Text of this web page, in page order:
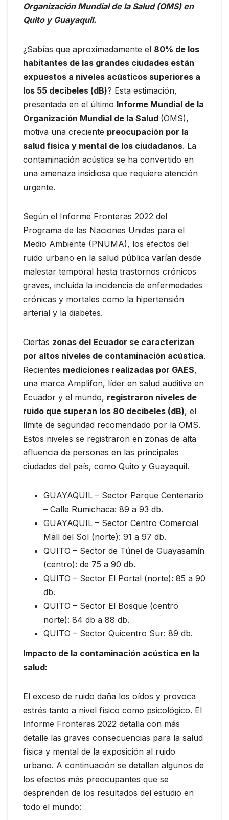
Organización Mundial de la Salud (OMS) en
Quito y Guayaquil.
¿Sabías que aproximadamente el 80% de los
habitantes de las grandes ciudades están
expuestos a niveles acústicos superiores a
los 55 decibeles (dB)? Esta estimación,
presentada en el último Informe Mundial de la
Organización Mundial de la Salud (OMS),
motiva una creciente preocupación por la
salud física y mental de los ciudadanos. La
contaminación acústica se ha convertido en
una amenaza insidiosa que requiere atención
urgente.
Según el Informe Fronteras 2022 del
Programa de las Naciones Unidas para el
Medio Ambiente (PNUMA), los efectos del
ruido urbano en la salud pública varían desde
malestar temporal hasta trastornos crónicos
graves, incluida la incidencia de enfermedades
crónicas y mortales como la hipertensión
arterial y la diabetes.
Ciertas zonas del Ecuador se caracterizan
por altos niveles de contaminación acústica.
Recientes mediciones realizadas por GAES,
una marca Amplifon, líder en salud auditiva en
Ecuador y el mundo, registraron niveles de
ruido que superan los 80 decibeles (dB), el
límite de seguridad recomendado por la OMS.
Estos niveles se registraron en zonas de alta
afluencia de personas en las principales
ciudades del país, como Quito y Guayaquil.
GUAYAQUIL – Sector Parque Centenario
– Calle Rumichaca: 89 a 93 db.
GUAYAQUIL – Sector Centro Comercial
Mall del Sol (norte): 91 a 97 db.
QUITO – Sector de Túnel de Guayasamín
(centro): de 75 a 90 db.
QUITO – Sector El Portal (norte): 85 a 90
db.
QUITO – Sector El Bosque (centro
norte): 84 db a 88 db.
QUITO – Sector Quicentro Sur: 89 db.
Impacto de la contaminación acústica en la
salud:
El exceso de ruido daña los oídos y provoca
estrés tanto a nivel físico como psicológico. El
Informe Fronteras 2022 detalla con más
detalle las graves consecuencias para la salud
física y mental de la exposición al ruido
urbano. A continuación se detallan algunos de
los efectos más preocupantes que se
desprenden de los resultados del estudio en
todo el mundo: